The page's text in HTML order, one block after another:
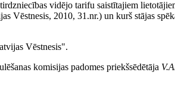
vidējo tarifu saistītajiem
Vēstnesis, 2010, 31.nr.) un kurš stājas
Vēstnesis".
komisijas padomes priekšsēdētāja